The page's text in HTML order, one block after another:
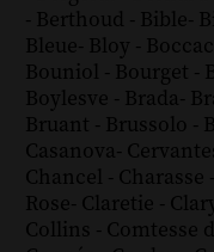
- Berthoud - Bible-
Bleue- Bloy -
Bouniol - Bourget -
Boylesve - Brada-
Bruant - Brussolo -
Casanova-
Chancel - Charasse -
Rose- Claretie -
Collins - Comtesse